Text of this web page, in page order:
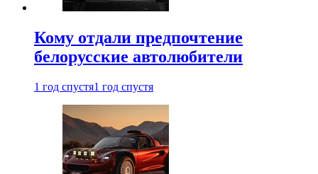
Кому отдали предпочтение
белорусские автолюбители
1 год спустя1 год спустя